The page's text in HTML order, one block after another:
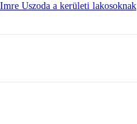
Uszoda a kerületi lakosoknak